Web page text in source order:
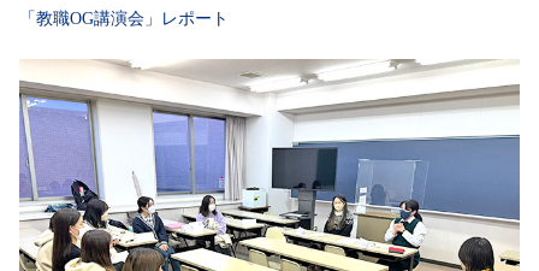
「教職OG講演会」レポート